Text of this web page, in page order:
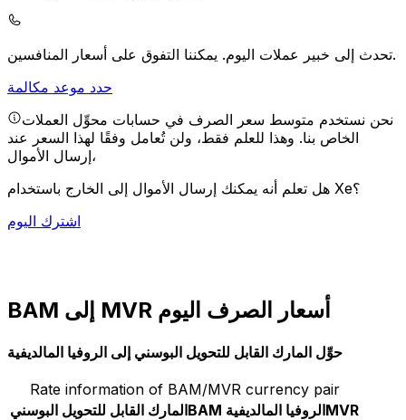
تحدث إلى خبير عملات اليوم.يمكننا التفوق على أسعار المنافسين.
حدد موعد مكالمة
نحن نستخدم متوسط سعر الصرف في حسابات محوِّل العملات
الخاص بنا. وهذا للعلم فقط، ولن تُعامل وفقًا لهذا السعر عند
إرسال الأموال،
هل تعلم أنه يمكنك إرسال الأموال إلى الخارج باستخدام Xe؟
اشترك اليوم
BAM إلى MVR أسعار الصرف اليوم
حوِّل المارك القابل للتحويل البوسني إلى الروفيا المالديفية
Rate information of BAM/MVR currency pair
المارك القابل للتحويل البوسنيBAM الروفيا المالديفيةMVR